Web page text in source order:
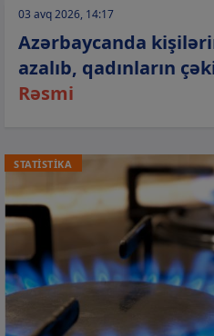
03 avq 2026, 14:17
Azərbaycanda
azalıb, qadınların
Rəsmi
STATİSTİKA